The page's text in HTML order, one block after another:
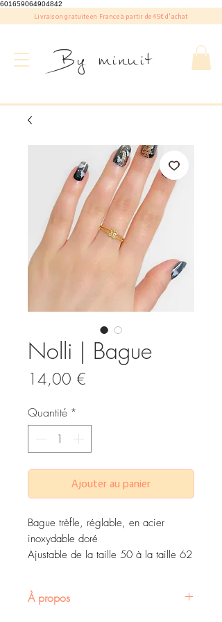
601659064904842
By minuit
Livraison gratuite en France à partir de 45€ d'achat
Nolli | Bague
14,00 €
Quantité *
Ajouter au panier
Bague trèfle, réglable, en acier
inoxydable doré
Ajustable de la taille 50 à la taille 62
À propos